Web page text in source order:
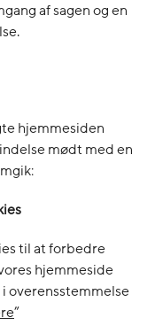
af sagen og en
hjemmesiden
mødt med en
til at forbedre
hjemmeside
overensstemmelse
”